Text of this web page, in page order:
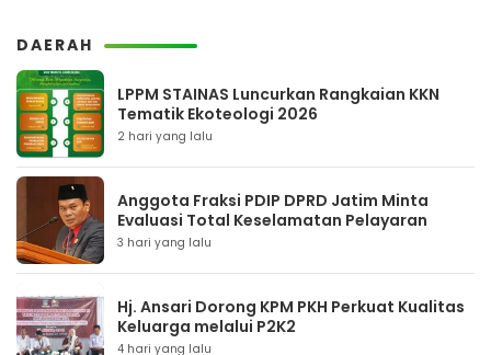
DAERAH
LPPM STAINAS Luncurkan Rangkaian KKN
Tematik Ekoteologi 2026
2 hari yang lalu
Anggota Fraksi PDIP DPRD Jatim Minta
Evaluasi Total Keselamatan Pelayaran
3 hari yang lalu
Hj. Ansari Dorong KPM PKH Perkuat Kualitas
Keluarga melalui P2K2
4 hari yang lalu